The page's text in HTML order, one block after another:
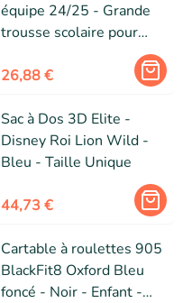
équipe 24/25 - Grande
trousse scolaire pour
chariot, idéale pour les
26,88 €
Sac à Dos 3D Elite -
Disney Roi Lion Wild -
Bleu - Taille Unique
44,73 €
Cartable à roulettes 905
BlackFit8 Oxford Bleu
foncé - Noir - Enfant -